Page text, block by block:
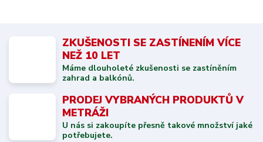
ZKUŠENOSTI SE ZASTÍNENÍM VÍCE
NEŽ 10 LET
Máme dlouholeté zkušenosti se zastíněním
zahrad a balkónů.
PRODEJ VYBRANÝCH PRODUKTŮ V
METRÁŽI
U nás si zakoupíte přesně takové množství jaké
potřebujete.